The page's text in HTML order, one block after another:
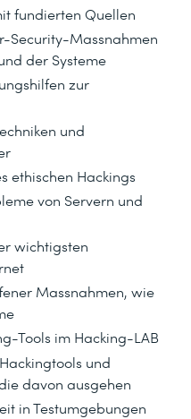
fundierten Quellen
Security-Massnahmen
der Systeme
zur
und
ethischen Hackings
von Servern und
wichtigsten
Massnahmen, wie
Tools im Hacking-LAB
und
davon ausgehen
in Testumgebungen